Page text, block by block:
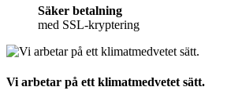
Säker betalning
med SSL-kryptering
Vi arbetar på ett klimatmedvetet sätt.